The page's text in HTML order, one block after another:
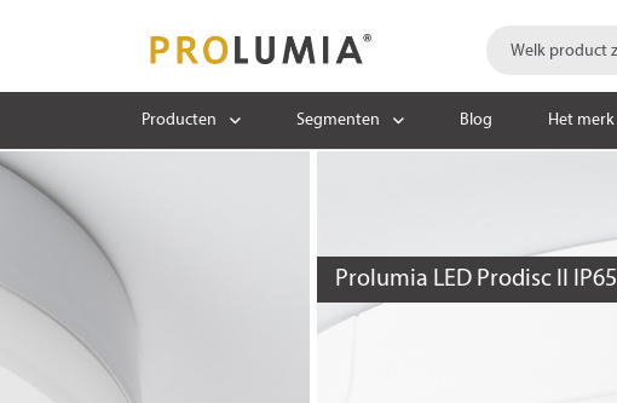
Producten Segmenten Blog Het merk
Prolumia LED Prodisc II IP65